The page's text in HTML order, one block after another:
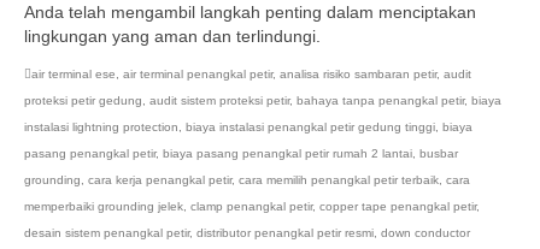
Anda telah mengambil langkah penting dalam menciptakan
lingkungan yang aman dan terlindungi.
air terminal ese, air terminal penangkal petir, analisa risiko sambaran petir, audit
proteksi petir gedung, audit sistem proteksi petir, bahaya tanpa penangkal petir, biaya
instalasi lightning protection, biaya instalasi penangkal petir gedung tinggi, biaya
pasang penangkal petir, biaya pasang penangkal petir rumah 2 lantai, busbar
grounding, cara kerja penangkal petir, cara memilih penangkal petir terbaik, cara
memperbaiki grounding jelek, clamp penangkal petir, copper tape penangkal petir,
desain sistem penangkal petir, distributor penangkal petir resmi, down conductor